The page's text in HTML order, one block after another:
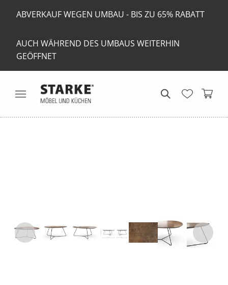
ABVERKAUF WEGEN UMBAU - BIS ZU 65% RABATT
AUCH WÄHREND DES UMBAUS WEITERHIN
GEÖFFNET